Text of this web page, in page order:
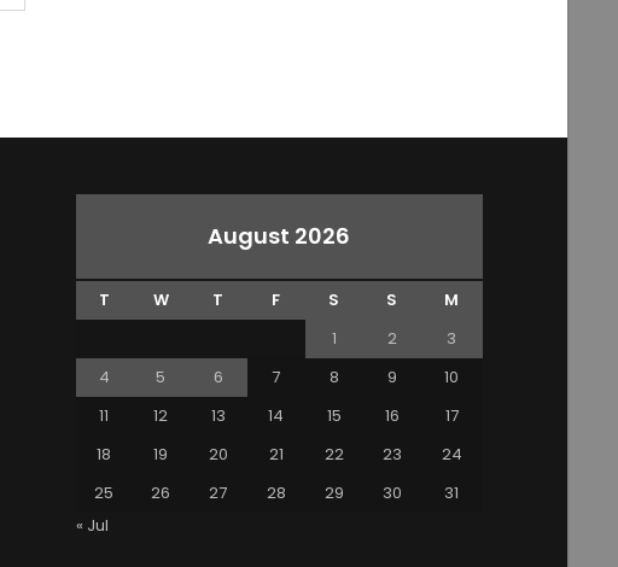
August 2026
T W T F S S
M
1
2
3
4
5 6 7 8 9
10
11
12 13 14 15 16
17
18
19 20 21 22 23
24
25
26 27 28 29 30
31
« Jul